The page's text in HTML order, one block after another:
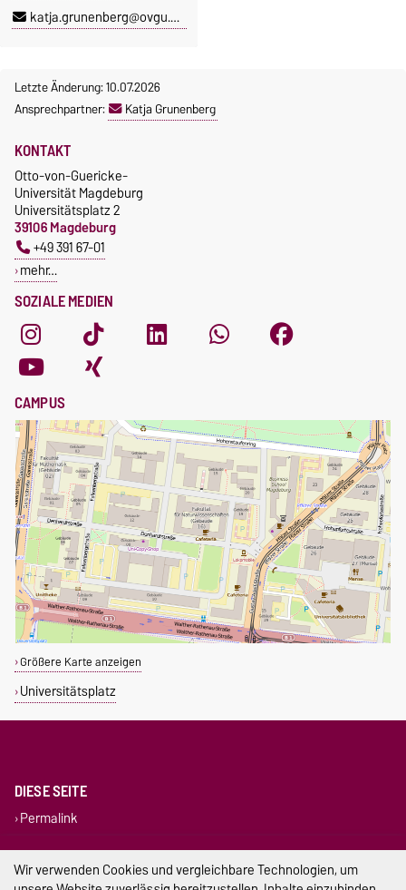
katja.grunenberg@ovgu.de
Letzte Änderung: 10.07.2026
Ansprechpartner:
Katja Grunenberg
SOZIALE MEDIEN
KONTAKT
Otto-von-Guericke-
Universität Magdeburg
Universitätsplatz 2
39106 Magdeburg
+49 391 67-01
mehr…
CAMPUS
Größere Karte anzeigen
Universitätsplatz
DIESE SEITE
Permalink
Impressum
Wir verwenden Cookies und vergleichbare Technologien, um